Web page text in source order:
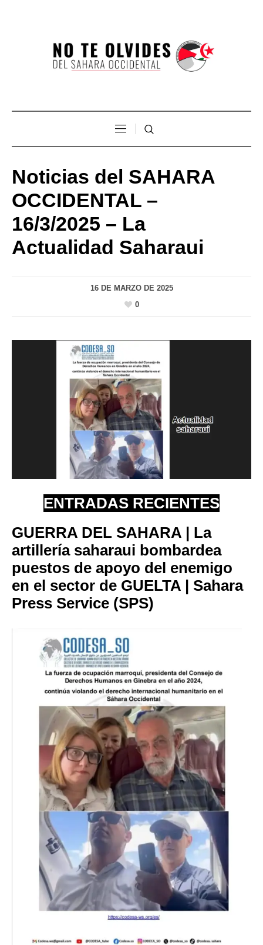
Noticias del SAHARA
OCCIDENTAL –
16/3/2025 – La
Actualidad Saharaui
16 DE MARZO DE 2025
0
ENTRADAS RECIENTES
GUERRA DEL SAHARA | La
artillería saharaui bombardea
puestos de apoyo del enemigo
en el sector de GUELTA | Sahara
Press Service (SPS)